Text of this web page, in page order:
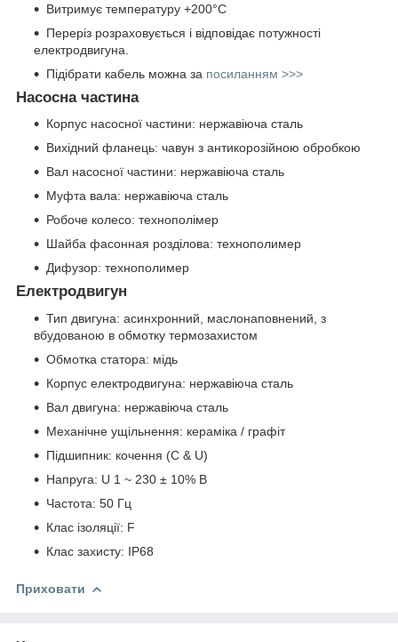
Витримує температуру +200°C
Переріз розраховується і відповідає потужності
електродвигуна.
Підібрати кабель можна за посиланням >>>
Насосна частина
Корпус насосної частини: нержавіюча сталь
Вихідний фланець: чавун з антикорозійною обробкою
Вал насосної частини: нержавіюча сталь
Муфта вала: нержавіюча сталь
Робоче колесо: технополімер
Шайба фасонная розділова: технополимер
Дифузор: технополимер
Електродвигун
Тип двигуна: асинхронний, маслонаповнений, з
вбудованою в обмотку термозахистом
Обмотка статора: мідь
Корпус електродвигуна: нержавіюча сталь
Вал двигуна: нержавіюча сталь
Механічне ущільнення: кераміка / графіт
Підшипник: кочення (C & U)
Напруга: U 1 ~ 230 ± 10% В
Частота: 50 Гц
Клас ізоляції: F
Клас захисту: IP68
Приховати